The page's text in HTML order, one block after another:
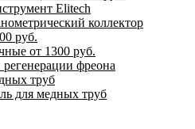
Elitech
коллектор
руб.
от 1300 руб.
фреона
труб
для медных труб